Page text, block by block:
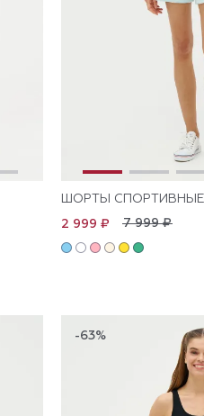
ШОРТЫ СПОРТИВНЫЕ
7 999 ₽
2 999 ₽
-63%